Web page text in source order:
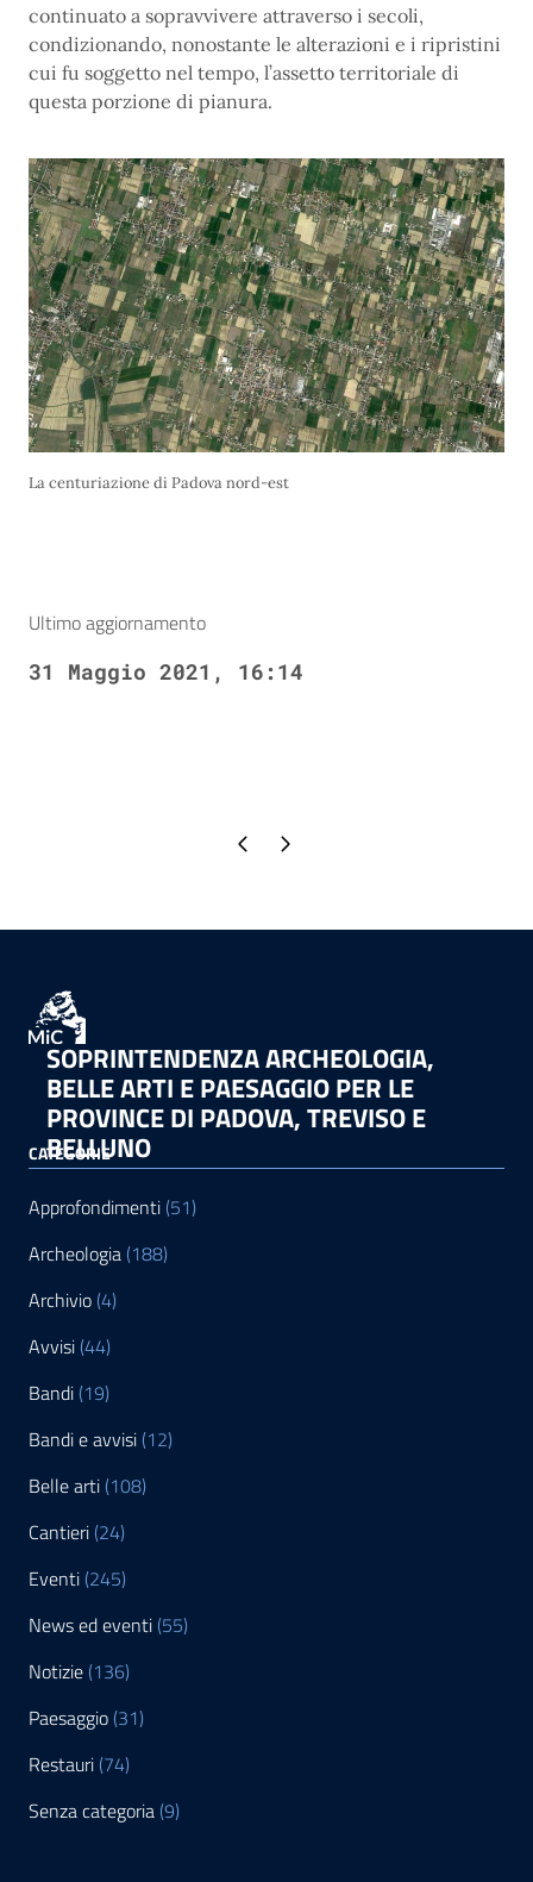
continuato a sopravvivere attraverso i secoli,
condizionando, nonostante le alterazioni e i ripristini
cui fu soggetto nel tempo, l’assetto territoriale di
questa porzione di pianura.
La centuriazione di Padova nord-est
Ultimo aggiornamento
31 Maggio 2021, 16:14
Pagina precedente
Pagina successiva
SOPRINTENDENZA ARCHEOLOGIA,
BELLE ARTI E PAESAGGIO PER LE
PROVINCE DI PADOVA, TREVISO E
BELLUNO
CATEGORIE
Approfondimenti (51)
Archeologia (188)
Archivio (4)
Avvisi (44)
Bandi (19)
Bandi e avvisi (12)
Belle arti (108)
Cantieri (24)
Eventi (245)
News ed eventi (55)
Notizie (136)
Paesaggio (31)
Restauri (74)
Senza categoria (9)